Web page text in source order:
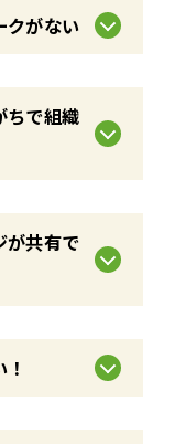
クがない
ちで組織
が共有で